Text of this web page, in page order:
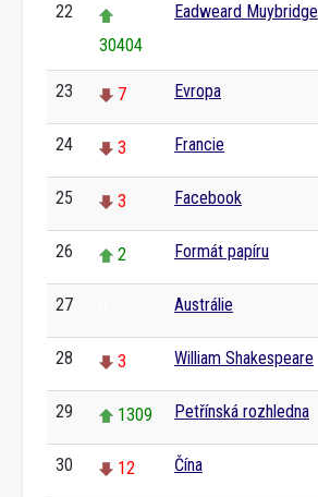
22
30404
Eadweard Muybridge
23 7 Evropa
24 3 Francie
25 3 Facebook
26 2 Formát papíru
27 Austrálie
28 3 William Shakespeare
29 1309 Petřínská rozhledna
30 12 Čína